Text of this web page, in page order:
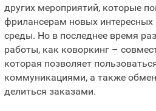
других мероприятий, которые
фрилансерам новых
среды. Но в последнее время
работы, как коворкинг –
которая позволяет
коммуникациями, а также
делиться заказами.